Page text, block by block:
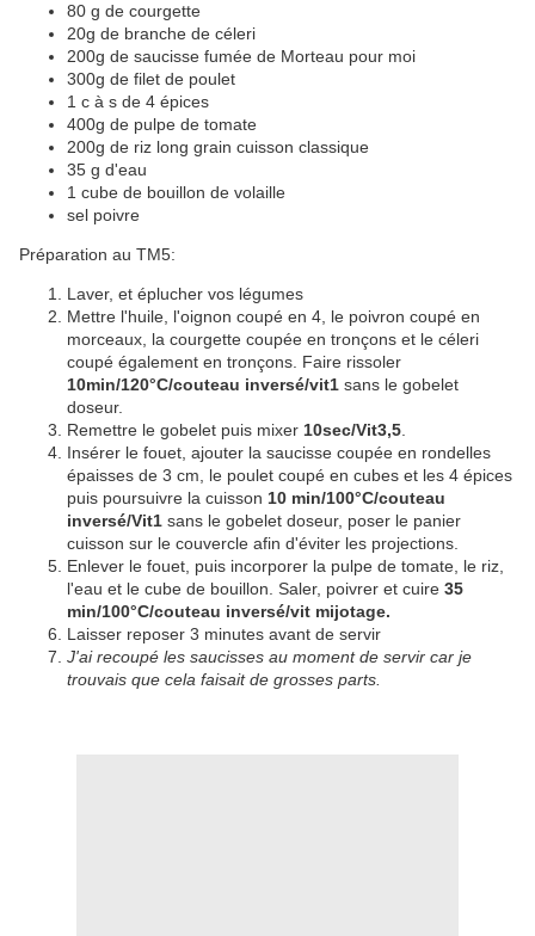
80 g de courgette
20g de branche de céleri
200g de saucisse fumée de Morteau pour moi
300g de filet de poulet
1 c à s de 4 épices
400g de pulpe de tomate
200g de riz long grain cuisson classique
35 g d'eau
1 cube de bouillon de volaille
sel poivre
Préparation au TM5:
Laver, et éplucher vos légumes
Mettre l'huile, l'oignon coupé en 4, le poivron coupé en
morceaux, la courgette coupée en tronçons et le céleri
coupé également en tronçons. Faire rissoler
10min/120°C/couteau inversé/vit1 sans le gobelet
doseur.
Remettre le gobelet puis mixer 10sec/Vit3,5
Insérer le fouet, ajouter la saucisse coupée en rondelles
épaisses de 3 cm, le poulet coupé en cubes et les 4 épices
puis poursuivre la cuisson 10 min/100°C/couteau
inversé/Vit1 sans le gobelet doseur, poser le panier
cuisson sur le couvercle afin d'éviter les projections.
Enlever le fouet, puis incorporer la pulpe de tomate, le riz,
l'eau et le cube de bouillon. Saler, poivrer et cuire 35
min/100°C/couteau inversé/vit mijotage.
Laisser reposer 3 minutes avant de servir
J'ai recoupé les saucisses au moment de servir car je
trouvais que cela faisait de grosses parts.